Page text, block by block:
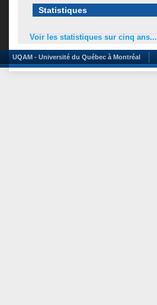
Statistiques
Voir les statistiques sur cinq ans...
UQAM - Université du Québec à Montréal